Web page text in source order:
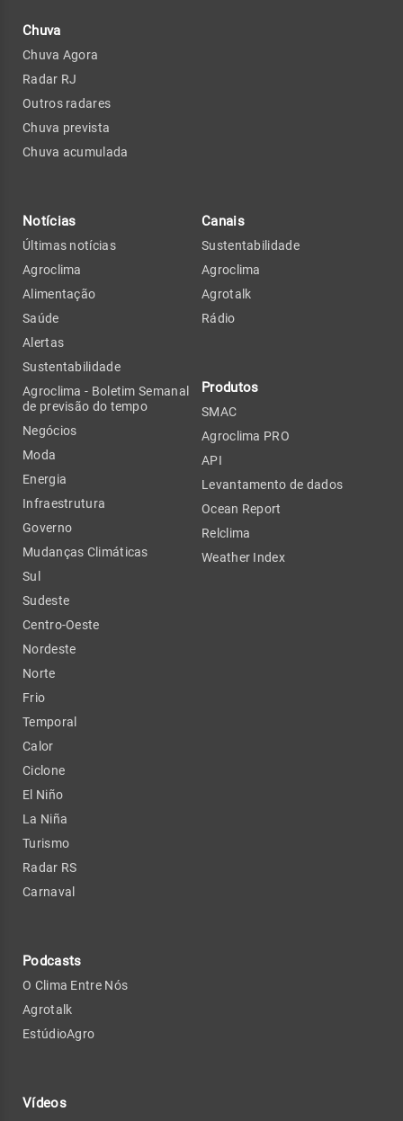
Chuva
Chuva Agora
Radar RJ
Outros radares
Chuva prevista
Chuva acumulada
Notícias
Últimas notícias
Agroclima
Alimentação
Saúde
Alertas
Sustentabilidade
Agroclima - Boletim Semanal
de previsão do tempo
Negócios
Moda
Energia
Infraestrutura
Governo
Mudanças Climáticas
Sul
Sudeste
Centro-Oeste
Nordeste
Norte
Frio
Temporal
Calor
Ciclone
El Niño
La Niña
Turismo
Radar RS
Carnaval
Podcasts
O Clima Entre Nós
Agrotalk
EstúdioAgro
Vídeos
Canais
Sustentabilidade
Agroclima
Agrotalk
Rádio
Produtos
SMAC
Agroclima PRO
API
Levantamento de dados
Ocean Report
Relclima
Weather Index